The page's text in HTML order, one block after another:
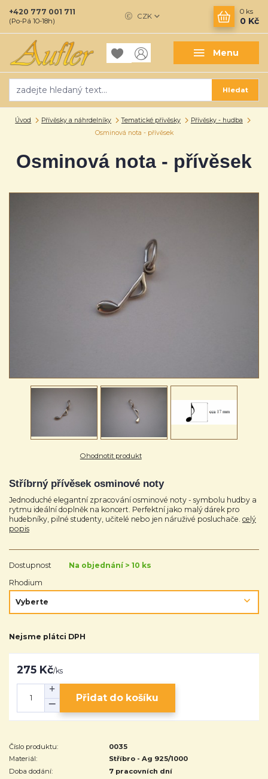
Menu
CZK
Hledat
+420 777 001 711
(Po-Pá 10-18h)
0 ks
0 Kč
Úvod Přívěsky a náhrdelníky Tematické přívěsky
Přívěsky - hudba
Osminová nota - přívěsek
Osminová nota - přívěsek
Ohodnotit produkt
Stříbrný přívěsek osminové noty
Jednoduché elegantní zpracování osminové noty - symbolu hudby a
rytmu ideální doplněk na koncert. Perfektní jako malý dárek pro
hudebníky, pilné studenty, učitelé nebo jen náruživé posluchače. celý
popis
Dostupnost
Na objednání > 10 ks
Rhodium
Nejsme plátci DPH
275 Kč/ks
Přidat do košíku
Číslo produktu:
0035
Materiál:
Stříbro - Ag 925/1000
Doba dodání:
7 pracovních dní